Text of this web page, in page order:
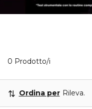
0 Prodotto/i
Ordina per Rilevanza